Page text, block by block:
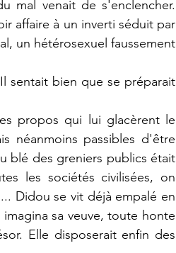
mal venait de s'enclencher.
affaire à un inverti séduit par
un hétérosexuel faussement
sentait bien que se préparait
propos qui lui glacèrent le
néanmoins passibles d'être
blé des greniers publics était
les sociétés civilisées, on
Didou se vit déjà empalé en
sa veuve, toute honte
Elle disposerait enfin des